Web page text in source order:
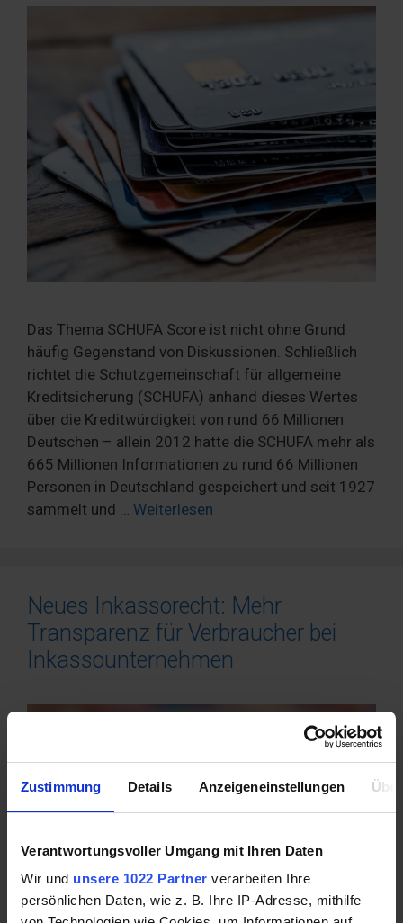
Zustimmung Details Anzeigeneinstellungen
Verantwortungsvoller Umgang mit Ihren Daten
Wir und unsere 1022 Partner verarbeiten Ihre
persönlichen Daten, wie z. B. Ihre IP-Adresse, mithilfe
Das Thema SCHUFA Score ist nicht ohne Grund
häufig Gegenstand von Diskussionen. Schließlich
richtet die Schutzgemeinschaft für allgemeine
Kreditsicherung (SCHUFA) anhand dieses Wertes
über die Kreditwürdigkeit von rund 66 Millionen
Deutschen – allein 2012 hatte die SCHUFA mehr als
665 Millionen Informationen zu rund 66 Millionen
Personen in Deutschland gespeichert und seit 1927
sammelt und … Weiterlesen
Neues Inkassorecht: Mehr
Transparenz für Verbraucher bei
Inkassounternehmen